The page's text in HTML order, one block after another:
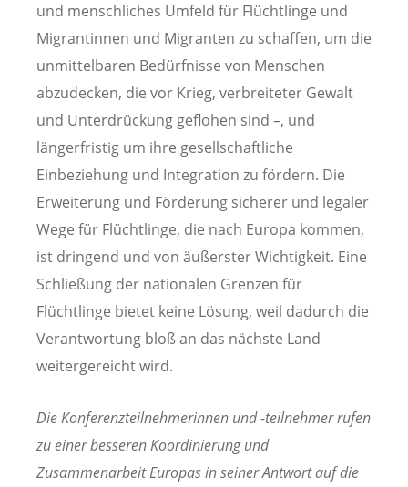
und menschliches Umfeld für Flüchtlinge und
Migrantinnen und Migranten zu schaffen, um die
unmittelbaren Bedürfnisse von Menschen
abzudecken, die vor Krieg, verbreiteter Gewalt
und Unterdrückung geflohen sind –, und
längerfristig um ihre gesellschaftliche
Einbeziehung und Integration zu fördern. Die
Erweiterung und Förderung sicherer und legaler
Wege für Flüchtlinge, die nach Europa kommen,
ist dringend und von äußerster Wichtigkeit. Eine
Schließung der nationalen Grenzen für
Flüchtlinge bietet keine Lösung, weil dadurch die
Verantwortung bloß an das nächste Land
weitergereicht wird.
Die Konferenzteilnehmerinnen und -teilnehmer rufen
zu einer besseren Koordinierung und
Zusammenarbeit Europas in seiner Antwort auf die